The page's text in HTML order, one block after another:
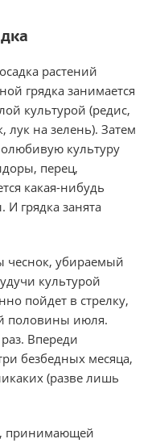
растений
грядка занимается
культурой (редис,
лук на зелень). Затем
культуру
перец,
какая-нибудь
И грядка занята
чеснок, убираемый
культурой
пойдет в стрелку,
половины июля.
Впереди
безбедных месяца,
(разве лишь
принимающей